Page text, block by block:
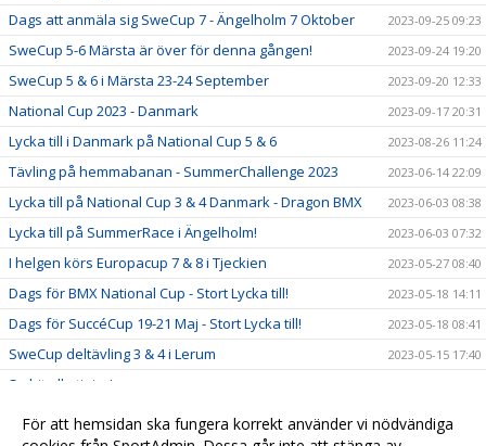
Dags att anmäla sig SweCup 7 - Ängelholm 7 Oktober 2023-09-25 09:23
SweCup 5-6 Märsta är över för denna gången! 2023-09-24 19:20
SweCup 5 & 6 i Märsta 23-24 September 2023-09-20 12:33
National Cup 2023 - Danmark 2023-09-17 20:31
Lycka till i Danmark på National Cup 5 & 6 2023-08-26 11:24
Tävling på hemmabanan - SummerChallenge 2023 2023-06-14 22:09
Lycka till på National Cup 3 & 4 Danmark - Dragon BMX 2023-06-03 08:38
Lycka till på SummerRace i Ängelholm! 2023-06-03 07:32
I helgen körs Europacup 7 & 8 i Tjeckien 2023-05-27 08:40
Dags för BMX National Cup - Stort Lycka till! 2023-05-18 14:11
Dags för SuccéCup 19-21 Maj - Stort Lycka till! 2023-05-18 08:41
SweCup deltävling 3 & 4 i Lerum 2023-05-15 17:40
Se hit alla tjejer!
Härlig tävlingshelg för Kungsbacka BMX 2023-05-01 08:00
För att hemsidan ska fungera korrekt använder vi nödvändiga